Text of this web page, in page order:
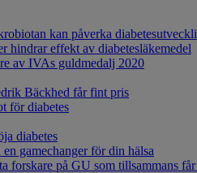
kan påverka
hindrar effekt av diabetesläkemedel
av IVAs guldmedalj 2020
Bäckhed får fint pris
för diabetes
diabetes
gamechanger för din hälsa
forskare på GU som tillsammans